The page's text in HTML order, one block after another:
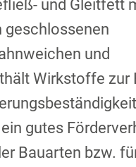
und Gleitfett
geschlossenen
und
Wirkstoffe zur
gutes
Bauarten bzw.